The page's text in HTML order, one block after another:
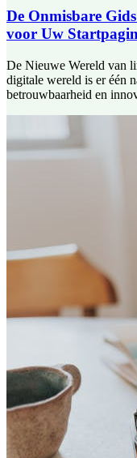
De Onmisbare
voor Uw
De Nieuwe Wereld van
digitale wereld is er één
betrouwbaarheid en